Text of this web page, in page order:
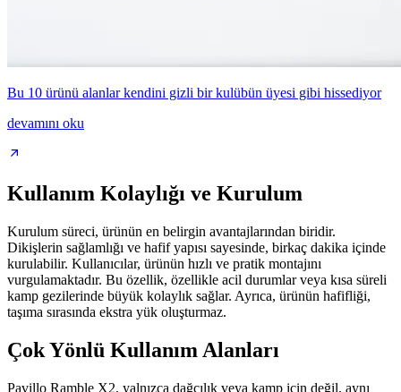
Bu 10 ürünü alanlar kendini gizli bir kulübün üyesi gibi hissediyor
devamını oku
Kullanım Kolaylığı ve Kurulum
Kurulum süreci, ürünün en belirgin avantajlarından biridir.
Dikişlerin sağlamlığı ve hafif yapısı sayesinde, birkaç dakika içinde
kurulabilir. Kullanıcılar, ürünün hızlı ve pratik montajını
vurgulamaktadır. Bu özellik, özellikle acil durumlar veya kısa süreli
kamp gezilerinde büyük kolaylık sağlar. Ayrıca, ürünün hafifliği,
taşıma sırasında ekstra yük oluşturmaz.
Çok Yönlü Kullanım Alanları
Pavillo Ramble X2, yalnızca dağcılık veya kamp için değil, aynı